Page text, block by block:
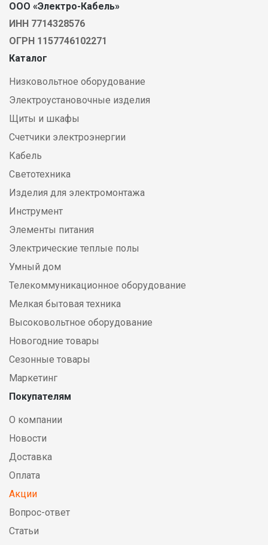
ООО «Электро-Кабель»
ИНН 7714328576
ОГРН 1157746102271
Каталог
Низковольтное оборудование
Электроустановочные изделия
Щиты и шкафы
Счетчики электроэнергии
Кабель
Светотехника
Изделия для электромонтажа
Инструмент
Элементы питания
Электрические теплые полы
Умный дом
Телекоммуникационное оборудование
Мелкая бытовая техника
Высоковольтное оборудование
Новогодние товары
Сезонные товары
Маркетинг
Покупателям
О компании
Новости
Доставка
Оплата
Акции
Вопрос-ответ
Статьи